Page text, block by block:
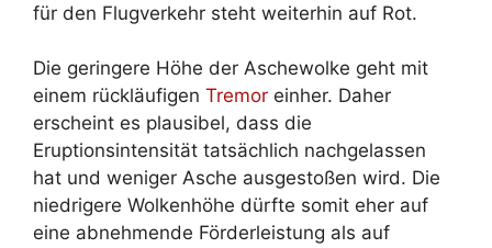
für den Flugverkehr steht weiterhin auf Rot.
Die geringere Höhe der Aschewolke geht mit
einem rückläufigen Tremor einher. Daher
erscheint es plausibel, dass die
Eruptionsintensität tatsächlich nachgelassen
hat und weniger Asche ausgestoßen wird. Die
niedrigere Wolkenhöhe dürfte somit eher auf
eine abnehmende Förderleistung als auf